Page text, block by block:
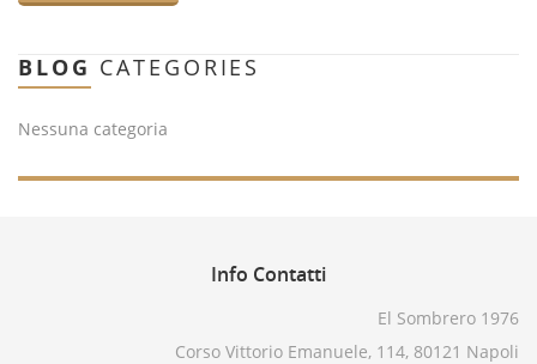
BLOG CATEGORIES
Nessuna categoria
Info Contatti
El Sombrero 1976
Corso Vittorio Emanuele, 114, 80121 Napoli